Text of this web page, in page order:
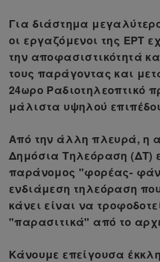
Για διάστημα
οι εργαζόμενοι της ΕΡΤ
την αποφασιστικότητά
τους παράγοντας και
24ωρο Ραδιοτηλεοπτικό
μάλιστα υψηλού
Από την άλλη πλευρά, η
Δημόσια Τηλεόραση (ΔΤ)
παράνομος "φορέας-
ενδιάμεση τηλεόραση
κάνει είναι να
"παρασιτικά" από το
Κάνουμε επείγουσα